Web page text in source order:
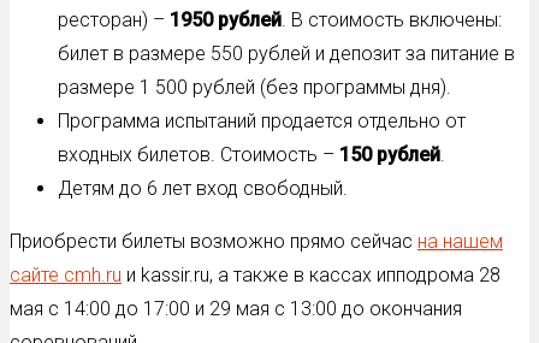
ресторан) – 1950 рублей. В стоимость включены:
билет в размере 550 рублей и депозит за питание в
размере 1 500 рублей (без программы дня).
Программа испытаний продается отдельно от
входных билетов. Стоимость – 150 рублей.
Детям до 6 лет вход свободный.
Приобрести билеты возможно прямо сейчас на нашем
сайте cmh.ru и kassir.ru, а также в кассах ипподрома 28
мая с 14:00 до 17:00 и 29 мая с 13:00 до окончания